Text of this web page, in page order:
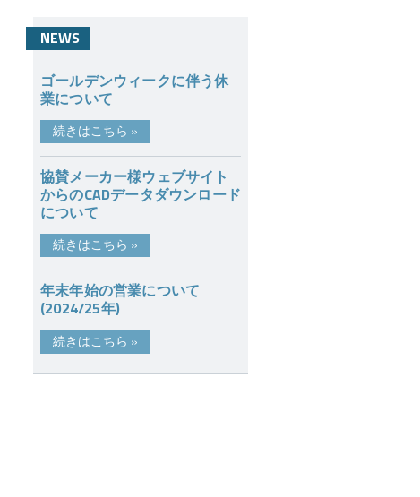
NEWS
ゴールデンウィークに伴う休
業について
続きはこちら »
協賛メーカー様ウェブサイト
からのCADデータダウンロード
について
続きはこちら »
年末年始の営業について
(2024/25年)
続きはこちら »